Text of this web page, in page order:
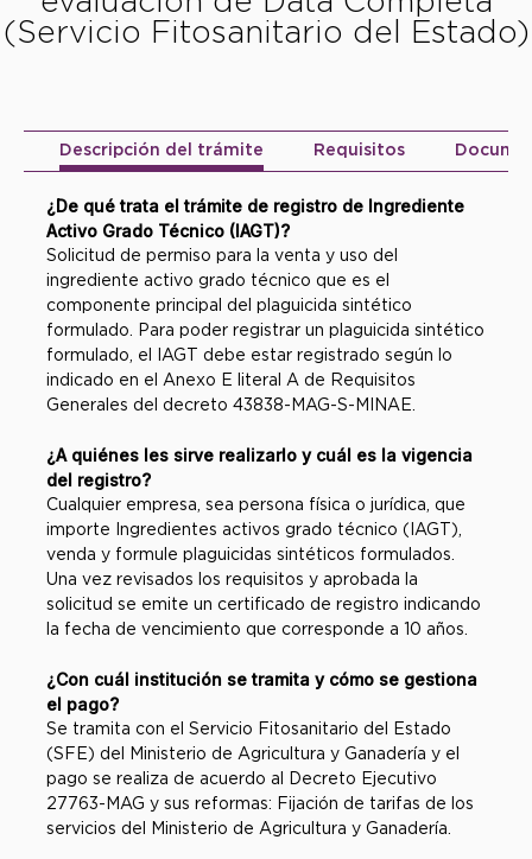
(Servicio Fitosanitario del Estado)
Descripción del trámite Requisitos
¿De qué trata el trámite de registro de Ingrediente
Activo Grado Técnico (IAGT)?
Solicitud de permiso para la venta y uso del
ingrediente activo grado técnico que es el
componente principal del plaguicida sintético
formulado. Para poder registrar un plaguicida sintético
formulado, el IAGT debe estar registrado según lo
indicado en el Anexo E literal A de Requisitos
Generales del decreto 43838-MAG-S-MINAE.
¿A quiénes les sirve realizarlo y cuál es la vigencia
del registro?
Cualquier empresa, sea persona física o jurídica, que
importe Ingredientes activos grado técnico (IAGT),
venda y formule plaguicidas sintéticos formulados.
Una vez revisados los requisitos y aprobada la
solicitud se emite un certificado de registro indicando
la fecha de vencimiento que corresponde a 10 años.
¿Con cuál institución se tramita y cómo se gestiona
el pago?
Se tramita con el Servicio Fitosanitario del Estado
(SFE) del Ministerio de Agricultura y Ganadería y el
pago se realiza de acuerdo al Decreto Ejecutivo
27763-MAG y sus reformas: Fijación de tarifas de los
servicios del Ministerio de Agricultura y Ganadería.